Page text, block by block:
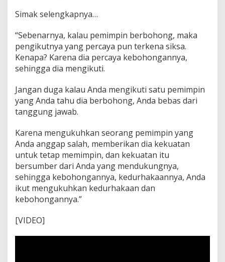
Simak selengkapnya…
“Sebenarnya, kalau pemimpin berbohong, maka
pengikutnya yang percaya pun terkena siksa.
Kenapa? Karena dia percaya kebohongannya,
sehingga dia mengikuti.
Jangan duga kalau Anda mengikuti satu pemimpin
yang Anda tahu dia berbohong, Anda bebas dari
tanggung jawab.
Karena mengukuhkan seorang pemimpin yang
Anda anggap salah, memberikan dia kekuatan
untuk tetap memimpin, dan kekuatan itu
bersumber dari Anda yang mendukungnya,
sehingga kebohongannya, kedurhakaannya, Anda
ikut mengukuhkan kedurhakaan dan
kebohongannya.”
[VIDEO]